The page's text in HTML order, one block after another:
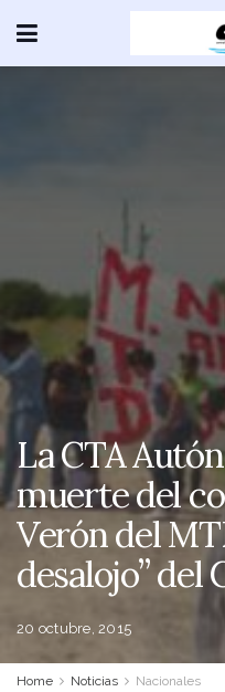
La CTA
muerte del
Verón del
desalojo” del
20 octubre, 2015
Home Noticias Nacionales